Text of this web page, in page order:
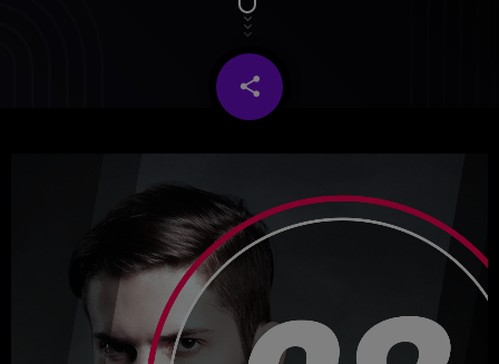
share
email